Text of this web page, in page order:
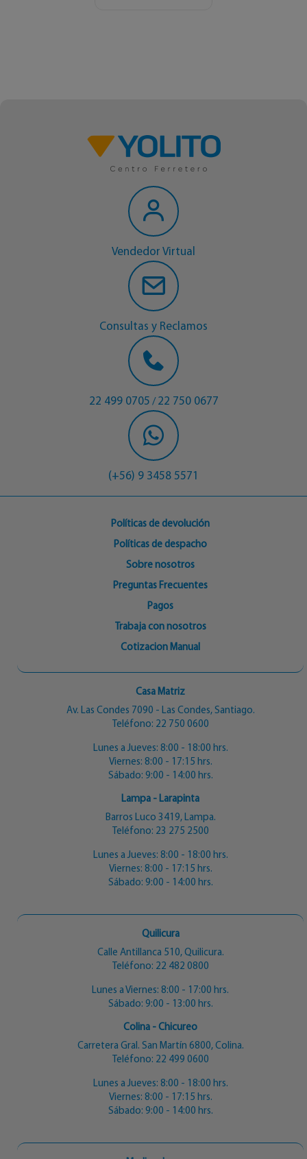
Vendedor Virtual
Consultas y Reclamos
22 499 0705 / 22 750 0677
(+56) 9 3458 5571
Políticas de devolución
Políticas de despacho
Sobre nosotros
Preguntas Frecuentes
Pagos
Trabaja con nosotros
Cotizacion Manual
Casa Matriz
Av. Las Condes 7090 - Las Condes, Santiago.
Teléfono: 22 750 0600
Lunes a Jueves: 8:00 - 18:00 hrs.
Viernes: 8:00 - 17:15 hrs.
Sábado: 9:00 - 14:00 hrs.
Lampa - Larapinta
Barros Luco 3419, Lampa.
Teléfono: 23 275 2500
Lunes a Jueves: 8:00 - 18:00 hrs.
Viernes: 8:00 - 17:15 hrs.
Sábado: 9:00 - 14:00 hrs.
Quilicura
Calle Antillanca 510, Quilicura.
Teléfono: 22 482 0800
Lunes a Viernes: 8:00 - 17:00 hrs.
Sábado: 9:00 - 13:00 hrs.
Colina - Chicureo
Carretera Gral. San Martín 6800, Colina.
Teléfono: 22 499 0600
Lunes a Jueves: 8:00 - 18:00 hrs.
Viernes: 8:00 - 17:15 hrs.
Sábado: 9:00 - 14:00 hrs.